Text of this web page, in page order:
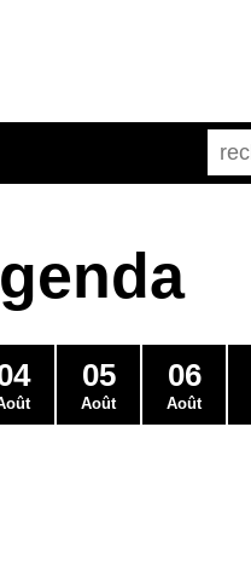
05
Août
06
Août